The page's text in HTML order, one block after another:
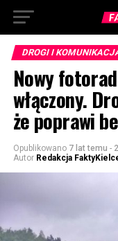
DROGI I
Nowy
włączony.
że poprawi
Opublikowano 7 lat temu -
Autor Redakcja